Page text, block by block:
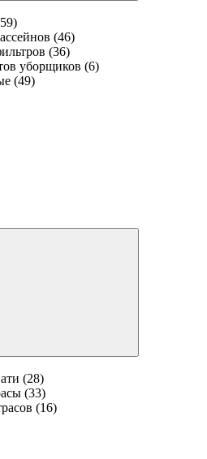
(46)
(36)
уборщиков (6)
(49)
(28)
(33)
(16)